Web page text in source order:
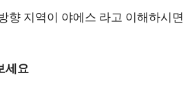
향 지역이 야에스 라고 이해하시면
세요